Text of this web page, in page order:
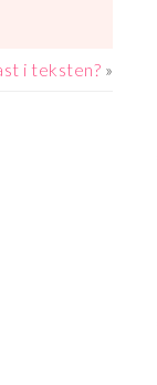
i teksten? »